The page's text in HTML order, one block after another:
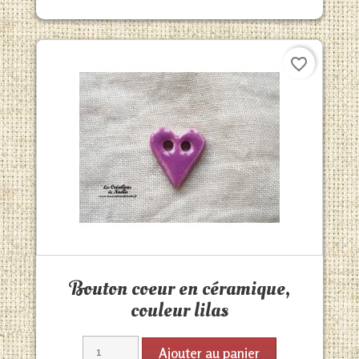
Bouton coeur en céramique,
couleur lilas
Ajouter au panier
favorite_border